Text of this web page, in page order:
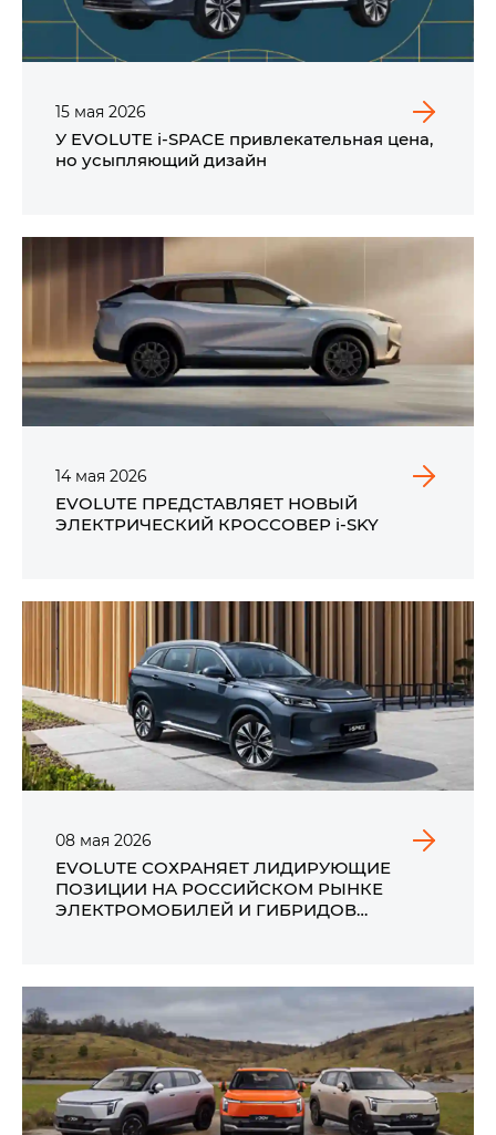
15 мая 2026
У EVOLUTE i‑SPACE привлекательная цена,
но усыпляющий дизайн
14 мая 2026
EVOLUTE ПРЕДСТАВЛЯЕТ НОВЫЙ
ЭЛЕКТРИЧЕСКИЙ КРОССОВЕР i‑SKY
08 мая 2026
EVOLUTE СОХРАНЯЕТ ЛИДИРУЮЩИЕ
ПОЗИЦИИ НА РОССИЙСКОМ РЫНКЕ
ЭЛЕКТРОМОБИЛЕЙ И ГИБРИДОВ